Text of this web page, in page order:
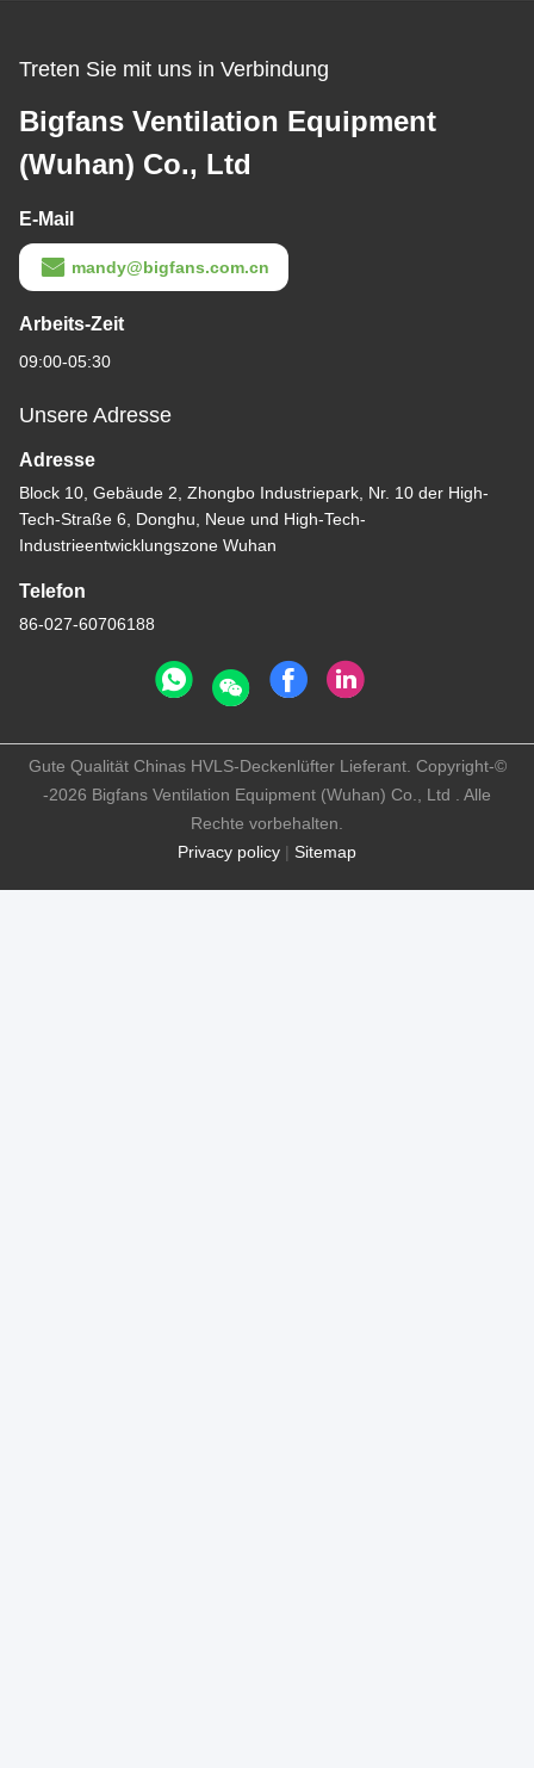
Treten Sie mit uns in Verbindung
Bigfans Ventilation Equipment
(Wuhan) Co., Ltd
E-Mail
mandy@bigfans.com.cn
Arbeits-Zeit
09:00-05:30
Unsere Adresse
Adresse
Block 10, Gebäude 2, Zhongbo Industriepark, Nr. 10 der High-
Tech-Straße 6, Donghu, Neue und High-Tech-
Industrieentwicklungszone Wuhan
Telefon
86-027-60706188
Privacy policy | Sitemap
Gute Qualität Chinas HVLS-Deckenlüfter Lieferant. Copyright-©
-2026 Bigfans Ventilation Equipment (Wuhan) Co., Ltd . Alle
Rechte vorbehalten.